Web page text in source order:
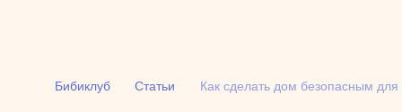
Бибиклуб Статьи Как сделать дом безопасным для